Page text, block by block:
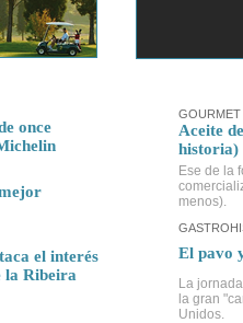
once
el interés
la Ribeira
Aceite
historia)
Ese de la
menos).
El pavo
La
la gran
Unidos.